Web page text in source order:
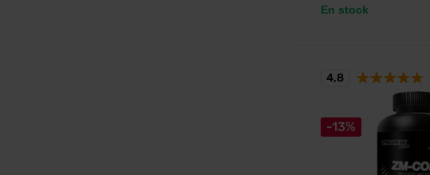
En stock
-13%
4,8